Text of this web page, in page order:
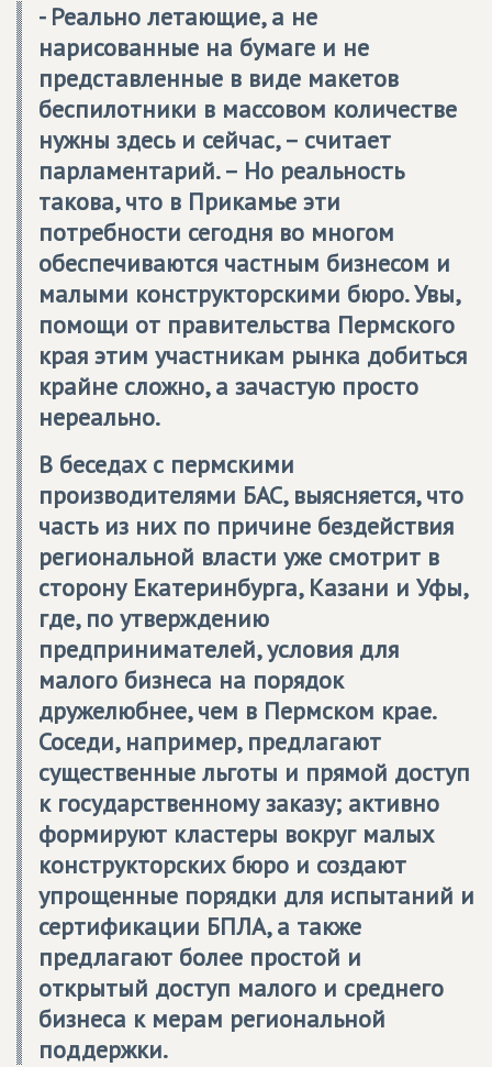
- Реально летающие, а не
нарисованные на бумаге и не
представленные в виде макетов
беспилотники в массовом количестве
нужны здесь и сейчас, – считает
парламентарий. – Но реальность
такова, что в Прикамье эти
потребности сегодня во многом
обеспечиваются частным бизнесом и
малыми конструкторскими бюро. Увы,
помощи от правительства Пермского
края этим участникам рынка добиться
крайне сложно, а зачастую просто
нереально.
В беседах с пермскими
производителями БАС, выясняется, что
часть из них по причине бездействия
региональной власти уже смотрит в
сторону Екатеринбурга, Казани и Уфы,
где, по утверждению
предпринимателей, условия для
малого бизнеса на порядок
дружелюбнее, чем в Пермском крае.
Соседи, например, предлагают
существенные льготы и прямой доступ
к государственному заказу; активно
формируют кластеры вокруг малых
конструкторских бюро и создают
упрощенные порядки для испытаний и
сертификации БПЛА, а также
предлагают более простой и
открытый доступ малого и среднего
бизнеса к мерам региональной
поддержки.